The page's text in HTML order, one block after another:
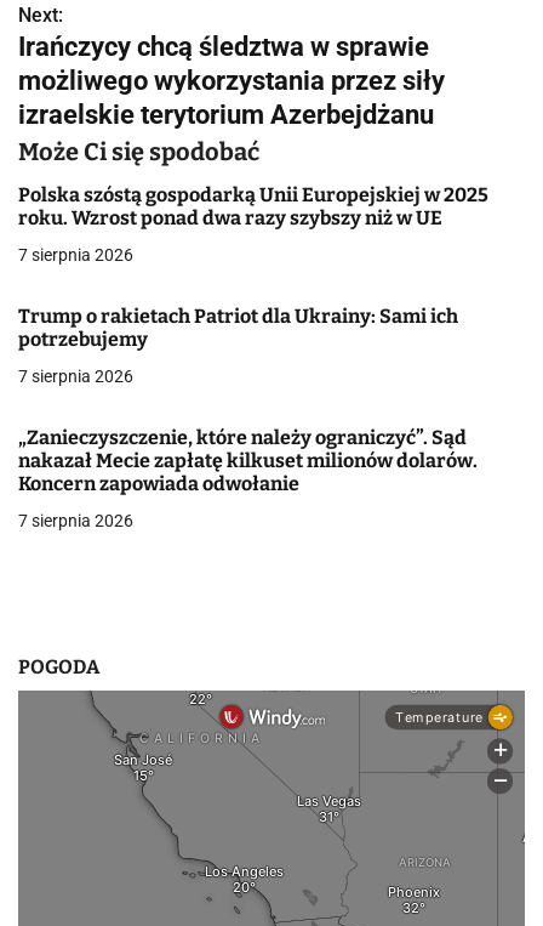
i
g
a
c
j
a
w
p
s
u
Next:
Irańczycy chcą śledztwa w sprawie
możliwego wykorzystania przez siły
izraelskie terytorium Azerbejdżanu
Może Ci się spodobać
Polska szóstą gospodarką Unii Europejskiej w 2025
roku. Wzrost ponad dwa razy szybszy niż w UE
7 sierpnia 2026
Trump o rakietach Patriot dla Ukrainy: Sami ich
potrzebujemy
7 sierpnia 2026
„Zanieczyszczenie, które należy ograniczyć”. Sąd
nakazał Mecie zapłatę kilkuset milionów dolarów.
Koncern zapowiada odwołanie
7 sierpnia 2026
POGODA